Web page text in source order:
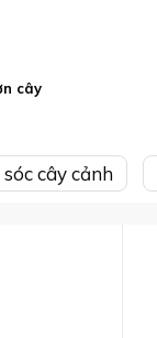
cây
cây cảnh